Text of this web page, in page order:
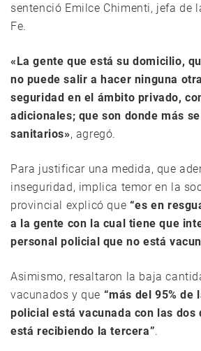
sentenció Emilce Chimenti, jefa de
Fe.
«La gente que está su domicilio,
no puede salir a hacer ninguna
seguridad en el ámbito privado,
adicionales; que son donde más
sanitarios», agregó.
Para justificar una medida, que
inseguridad, implica temor en la
provincial explicó que “es en
a la gente con la cual tiene que
personal policial que no está
Asimismo, resaltaron la baja
vacunados y que “más del 95% de
policial está vacunada con las dos
está recibiendo la tercera”.